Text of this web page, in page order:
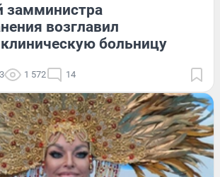
замминистра
возглавил
больницу
1 572 14